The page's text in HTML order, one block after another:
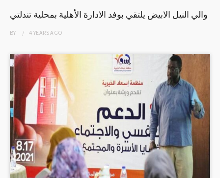
والي النيل الابيض يلتقي بوفد الادارة الأهلية بمحلية تندلتي
BY 4 YEARSAGO